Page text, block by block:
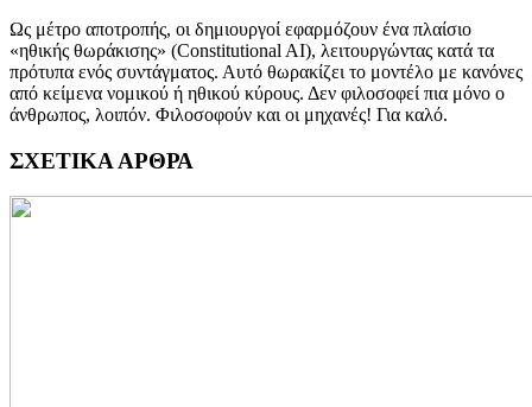
Ως μέτρο αποτροπής, οι δημιουργοί εφαρμόζουν ένα πλαίσιο
«ηθικής θωράκισης» (Constitutional AI), λειτουργώντας κατά τα
πρότυπα ενός συντάγματος. Αυτό θωρακίζει το μοντέλο με κανόνες
από κείμενα νομικού ή ηθικού κύρους. Δεν φιλοσοφεί πια μόνο ο
άνθρωπος, λοιπόν. Φιλοσοφούν και οι μηχανές! Για καλό.
ΣΧΕΤΙΚΑ ΑΡΘΡΑ